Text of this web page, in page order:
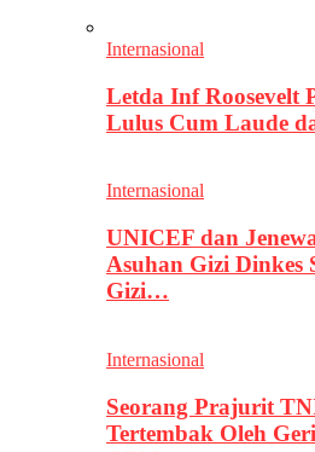
Internasional
Letda Inf Roosevelt
Lulus Cum Laude
Internasional
UNICEF dan
Asuhan Gizi Dinkes
Gizi…
Internasional
Seorang Prajurit
Tertembak Oleh